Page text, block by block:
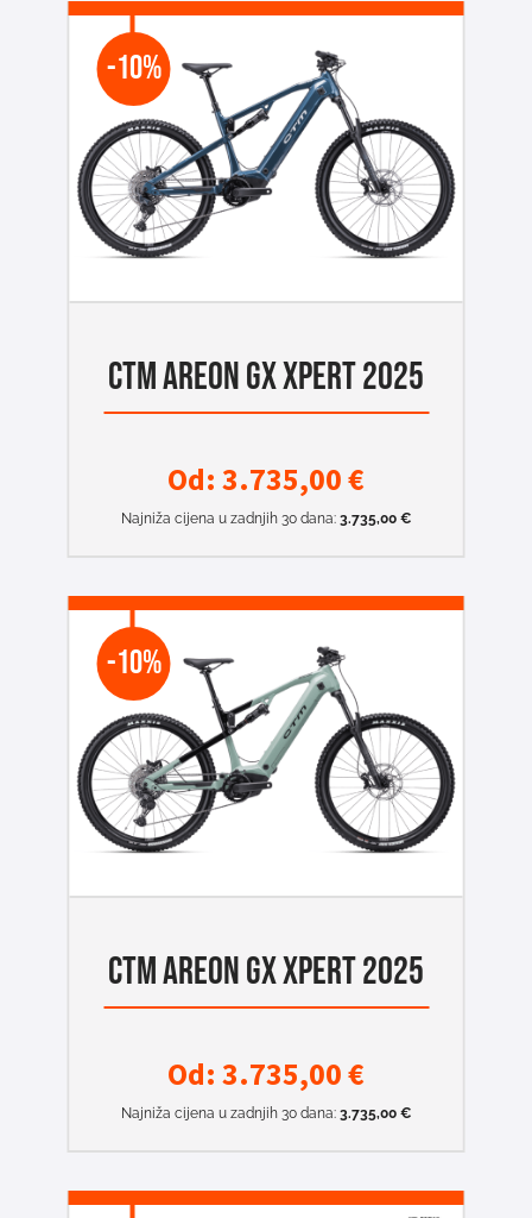
-10%
CTM AREON GX XPERT 2025
Od:3.735,00€
Najniža cijena u zadnjih 30 dana: 3.735,00 €
-10%
CTM AREON GX XPERT 2025
Od:3.735,00€
Najniža cijena u zadnjih 30 dana: 3.735,00 €